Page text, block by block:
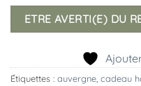
ETRE AVERTI(E) DU
Étiquettes : auvergne, cadeau